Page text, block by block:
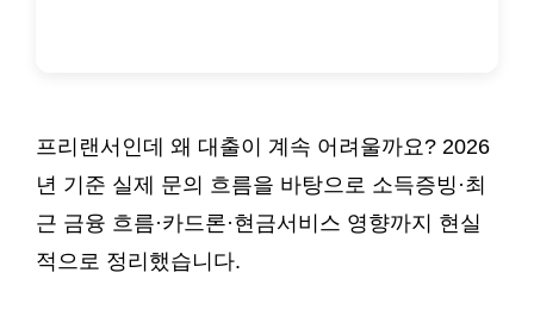
프리랜서인데 왜 대출이 계속 어려울까요? 2026
년 기준 실제 문의 흐름을 바탕으로 소득증빙·최
근 금융 흐름·카드론·현금서비스 영향까지 현실
적으로 정리했습니다.